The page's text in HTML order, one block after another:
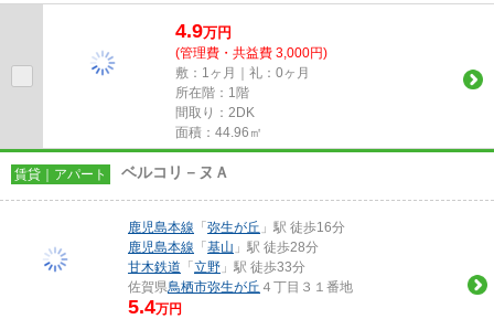
いいただける物件なので、支払...
4.9万円
(管理費・共益費 3,000円)
敷：1ヶ月｜礼：0ヶ月
所在階：1階
間取り：2DK
面積：44.96㎡
賃貸｜アパート ベルコリ－ヌＡ
鹿児島本線 「弥生が丘 」駅 徒歩16分
鹿児島本線 「基山 」駅 徒歩28分
甘木鉄道 「立野 」駅 徒歩33分
佐賀県鳥栖市弥生が丘 ４丁目３１番地
5.4万円